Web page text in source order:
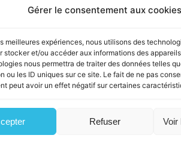
Gérer le consentement aux cookies
meilleures expériences, nous utilisons des
stocker et/ou accéder aux informations des
nous permettra de traiter des données telles
ou les ID uniques sur ce site. Le fait de ne pas
peut avoir un effet négatif sur certaines
Refuser Voir
Fax : 02 35 07 82 19